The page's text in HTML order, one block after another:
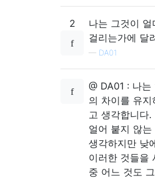
2
나는 그것이
걸리는가에 달
— DA01
@ DA01 : 나
의 차이를 유
고 생각합니다
얼어 붙지 않
생각하지만 낮
이러한 것들을
중 어느 것도